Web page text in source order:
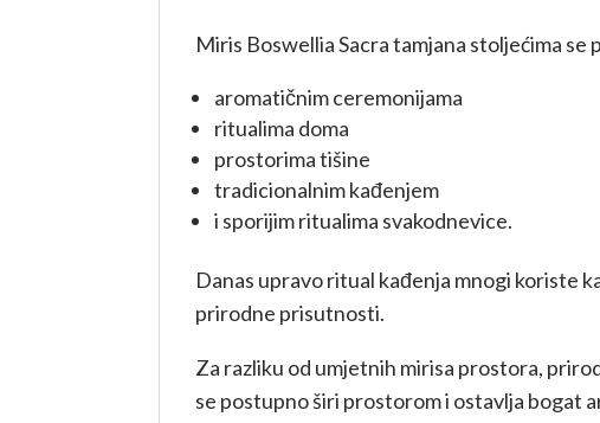
Miris Boswellia Sacra tamjana stoljećima se
aromatičnim ceremonijama
ritualima doma
prostorima tišine
tradicionalnim kađenjem
i sporijim ritualima svakodnevice.
Danas upravo ritual kađenja mnogi koriste
prirodne prisutnosti.
Za razliku od umjetnih mirisa prostora,
se postupno širi prostorom i ostavlja bogat